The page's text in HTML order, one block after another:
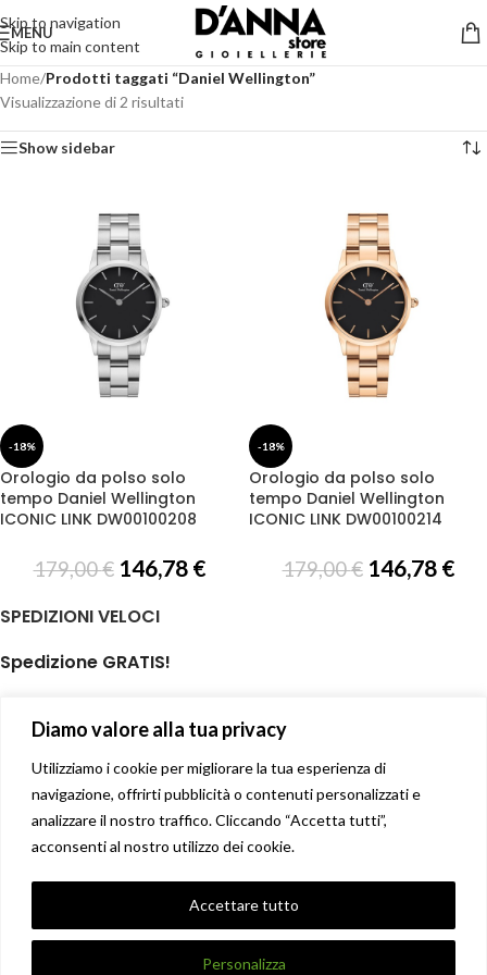
Diamo valore alla tua privacy
Utilizziamo i cookie per migliorare la tua esperienza di
navigazione, offrirti pubblicità o contenuti personalizzati e
analizzare il nostro traffico. Cliccando “Accetta tutti”,
acconsenti al nostro utilizzo dei cookie.
Personalizza
Accettare tutto
Skip to navigation
Skip to main content
MENU
Home/Prodotti taggati “Daniel Wellington”
Visualizzazione di 2 risultati
Show sidebar
-18%
Orologio da polso solo
tempo Daniel Wellington
ICONIC LINK DW00100208
179,00€ 146,78 €
-18%
Orologio da polso solo
tempo Daniel Wellington
ICONIC LINK DW00100214
179,00€ 146,78 €
SPEDIZIONI VELOCI
Spedizione GRATIS!
isole minori non incluse
Soddisfatti o rimborsati
14 giorni diritto di recesso facile